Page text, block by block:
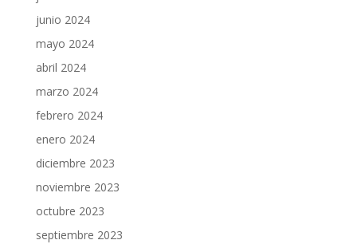
junio 2024
mayo 2024
abril 2024
marzo 2024
febrero 2024
enero 2024
diciembre 2023
noviembre 2023
octubre 2023
septiembre 2023